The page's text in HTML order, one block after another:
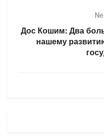
Дос Кошим: Два
нашему